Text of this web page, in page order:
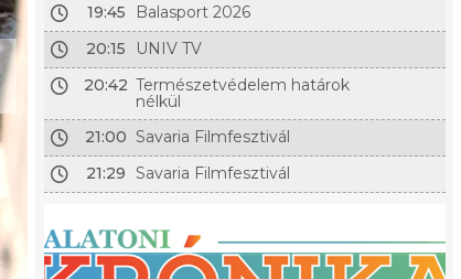
19:45
Balasport 2026
20:15
UNIV TV
20:42 Természetvédelem határok
nélkül
21:00 Savaria Filmfesztivál
21:29 Savaria Filmfesztivál